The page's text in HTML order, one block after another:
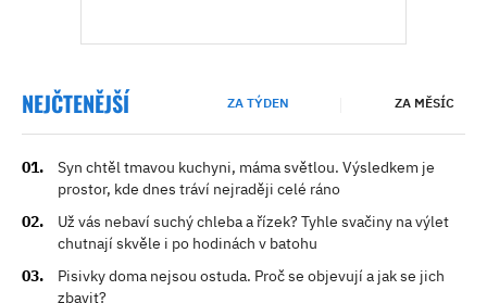
NEJČTENĚJŠÍ ZA TÝDEN ZA MĚSÍC
Syn chtěl tmavou kuchyni, máma světlou. Výsledkem je
prostor, kde dnes tráví nejraději celé ráno
Už vás nebaví suchý chleba a řízek? Tyhle svačiny na výlet
chutnají skvěle i po hodinách v batohu
Pisivky doma nejsou ostuda. Proč se objevují a jak se jich
zbavit?